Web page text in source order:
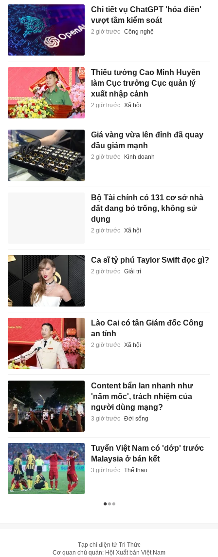
Chi tiết vụ ChatGPT 'hóa điên'
vượt tầm kiểm soát
2 giờ trước Công nghệ
Thiếu tướng Cao Minh Huyền
làm Cục trưởng Cục quản lý
xuất nhập cảnh
2 giờ trước Xã hội
Giá vàng vừa lên đỉnh đã quay
đầu giảm mạnh
2 giờ trước Kinh doanh
Bộ Tài chính có 131 cơ sở nhà
đất đang bỏ trống, không sử
dụng
2 giờ trước Xã hội
Ca sĩ tỷ phú Taylor Swift đọc gì?
2 giờ trước Giải trí
Lào Cai có tân Giám đốc Công
an tỉnh
2 giờ trước Xã hội
Content bẩn lan nhanh như
'nấm mốc', trách nhiệm của
người dùng mạng?
3 giờ trước Đời sống
Tuyển Việt Nam có 'dớp' trước
Malaysia ở bán kết
3 giờ trước Thể thao
Tạp chí điện tử Tri Thức
Cơ quan chủ quản: Hội Xuất bản Việt Nam